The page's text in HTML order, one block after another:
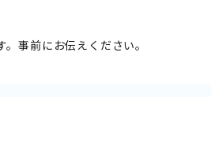
事前にお伝えください。